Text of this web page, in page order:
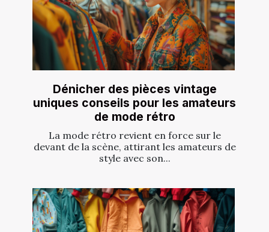
Dénicher des pièces vintage
uniques conseils pour les amateurs
de mode rétro
La mode rétro revient en force sur le
devant de la scène, attirant les amateurs de
style avec son...